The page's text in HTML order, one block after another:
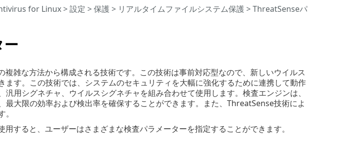
for Linux>設定 >保護> リアルタイムファイルシステム保護> ThreatSenseパ
雑な方法から構成される技術です。この技術は事前対応型なので、新しいウイルス
ます。この技術では、システムのセキュリティを大幅に強化するために連携して動作
用シグネチャ、ウイルスシグネチャを組み合わせて使用します。検査エンジンは、
最大限の効率および検出率を確保することができます。また、ThreatSense技術によ
すると、ユーザーはさまざまな検査パラメーターを指定することができます。